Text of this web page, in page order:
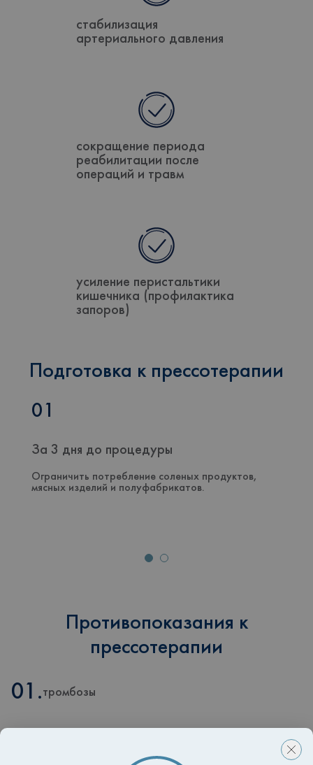
стабилизация
артериального давления
сокращение периода
реабилитации после
операций и травм
усиление перистальтики
кишечника (профилактика
запоров)
Подготовка к прессотерапии
01
За 3 дня до процедуры
Ограничить потребление соленых продуктов,
мясных изделий и полуфабрикатов.
Противопоказания к
прессотерапии
01.тромбозы